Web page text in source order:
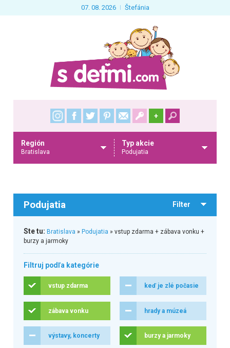
07. 08. 2026 Štefánia
+
Región
Bratislava
Typ akcie
Podujatia
Podujatia Filter
Ste tu: Bratislava » Podujatia » vstup zdarma + zábava vonku +
burzy a jarmoky
Filtruj podľa kategórie
vstup zdarma keď je zlé počasie
zábava vonku hrady a múzeá
výstavy, koncerty burzy a jarmoky